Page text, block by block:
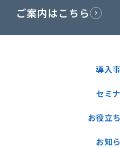
ご案内はこちら
導入
セミ
お役立
お知